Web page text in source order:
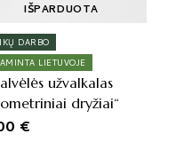
DARBO
LIETUVOJE
užvalkalas
dryžiai“
€
IŠPARDUOTA